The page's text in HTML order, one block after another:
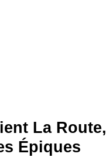
La Route,
Épiques